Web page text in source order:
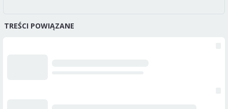
TREŚCI POWIĄZANE